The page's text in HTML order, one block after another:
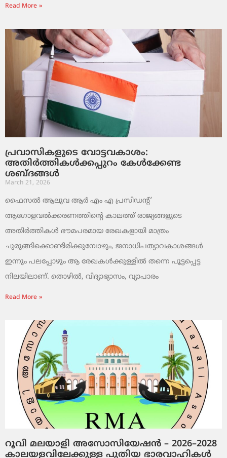
Read More »
പ്രവാസികളുടെ വോട്ടവകാശം:
അതിർത്തികൾക്കപ്പുറം കേൾക്കേണ്ട
ശബ്ദങ്ങൾ
March 21, 2026
ഫൈസൽ ആലുവ ആർ എം എ പ്രസിഡന്റ്
ആഗോളവൽക്കരണത്തിന്റെ കാലത്ത് രാജ്യങ്ങളുടെ
അതിർത്തികൾ ഭൗമപരമായ രേഖകളായി മാത്രം
ചുരുങ്ങിക്കൊണ്ടിരിക്കുമ്പോഴും, ജനാധിപത്യാവകാശങ്ങൾ
ഇന്നും പലപ്പോഴും ആ രേഖകൾക്കുള്ളിൽ തന്നെ പൂട്ടപ്പെട്ട
നിലയിലാണ്. തൊഴിൽ, വിദ്യാഭ്യാസം, വ്യാപാരം
Read More »
റൂവി മലയാളി അസോസിയേഷൻ – 2026–2028
കാലയളവിലേക്കുള്ള പുതിയ ഭാരവാഹികൾ